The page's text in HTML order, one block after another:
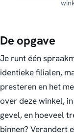
De opgave
Je runt één
identieke filialen,
presterenen het
over deze winkel,
gevel, en hoeveel
binnen? Verandert